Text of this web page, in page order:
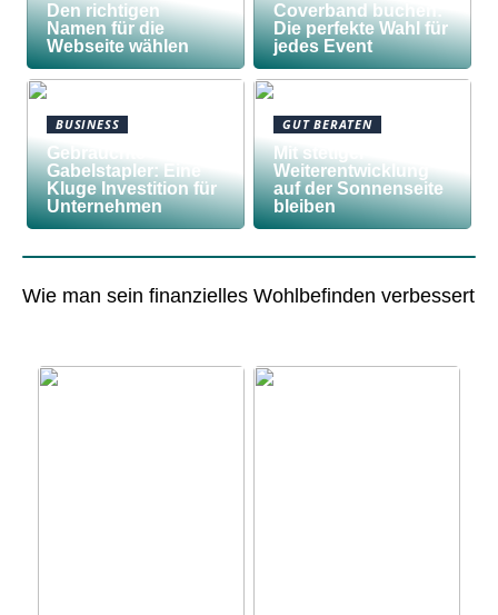
Den richtigen
Namen für die
Webseite wählen
Coverband buchen:
Die perfekte Wahl für
jedes Event
BUSINESS
Gebrauchte
Gabelstapler: Eine
Kluge Investition für
Unternehmen
GUT BERATEN
Mit stetiger
Weiterentwicklung
auf der Sonnenseite
bleiben
Wie man sein finanzielles Wohlbefinden verbessert